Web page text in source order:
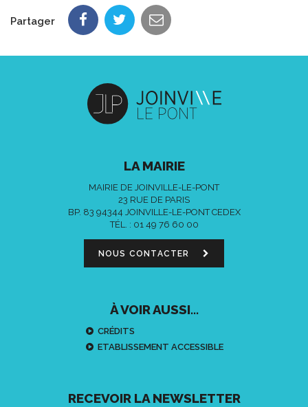
Partager
LA MAIRIE
MAIRIE DE JOINVILLE-LE-PONT
23 RUE DE PARIS
BP. 83 94344 JOINVILLE-LE-PONT CEDEX
TÉL. : 01 49 76 60 00
NOUS CONTACTER
À VOIR AUSSI...
CRÉDITS
ETABLISSEMENT ACCESSIBLE
RECEVOIR LA NEWSLETTER